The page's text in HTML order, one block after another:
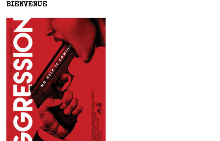
BIENVENUE